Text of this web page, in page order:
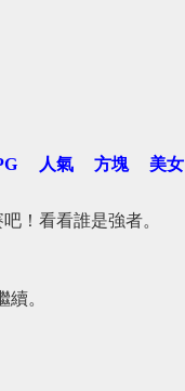
人氣 方塊 美女
！看看誰是強者。
。